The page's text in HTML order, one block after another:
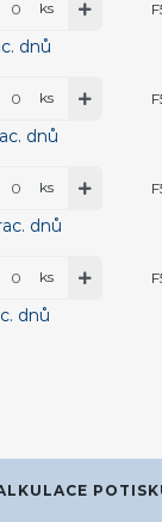
dnů
ks
dnů
ks
dnů
ks
dnů
ks